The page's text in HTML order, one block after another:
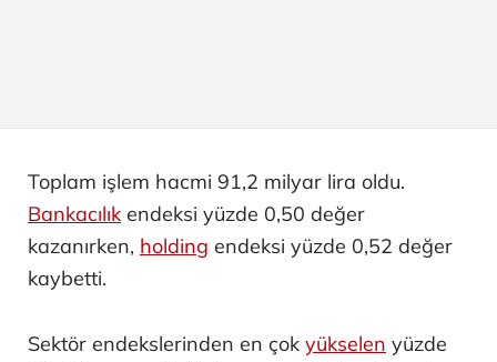
Toplam işlem hacmi 91,2 milyar lira oldu.
Bankacılık endeksi yüzde 0,50 değer
kazanırken, holding endeksi yüzde 0,52 değer
kaybetti.
Sektör endekslerinden en çok yükselen yüzde